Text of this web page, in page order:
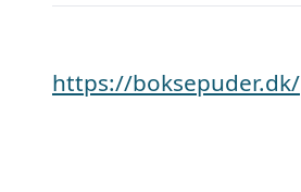
https://boksepuder.dk/